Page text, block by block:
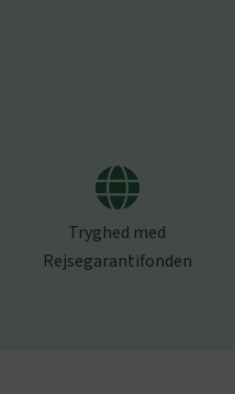
Tryghed med
Rejsegarantifonden